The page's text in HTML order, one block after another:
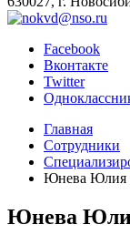
Facebook
Вконтакте
Twitter
Главная
Сотрудники
Юнева Юлия
Юнева